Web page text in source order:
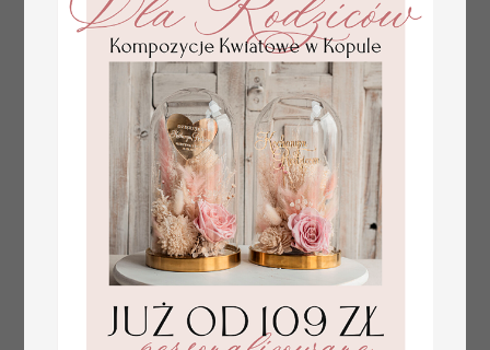
Fajne pomysły na prezent dla
Mamy, podziękowanie dla Mamy na
weselu, box prezentowy dla mamy,
zestawy prezentowe dla Mamy
231.00 PLN